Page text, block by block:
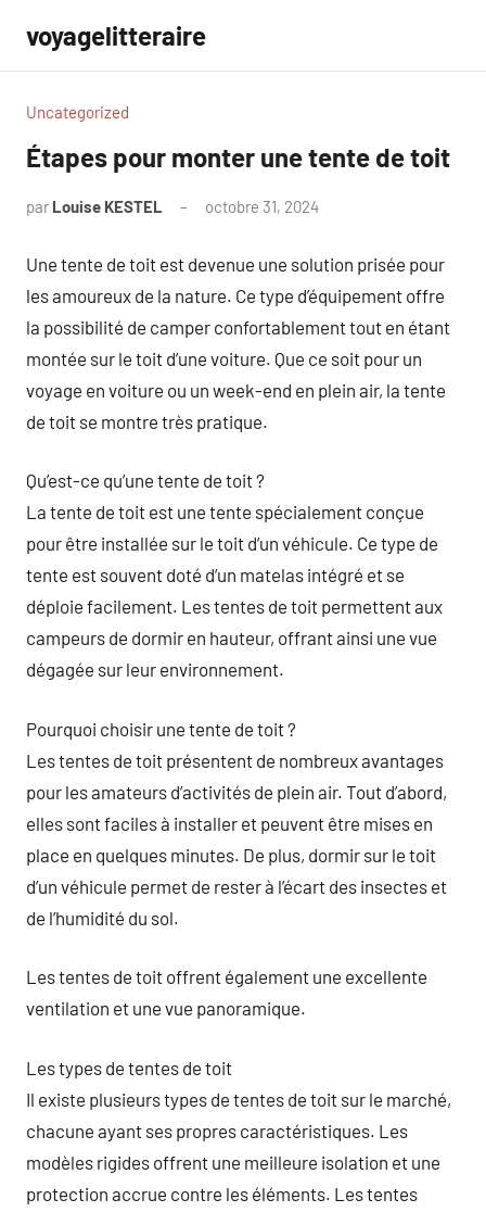
contenu
voyagelitteraire
Uncategorized
Étapes pour monter une tente de toit
par Louise KESTEL octobre 31, 2024
Une tente de toit est devenue une solution prisée pour
les amoureux de la nature. Ce type d’équipement offre
la possibilité de camper confortablement tout en étant
montée sur le toit d’une voiture. Que ce soit pour un
voyage en voiture ou un week-end en plein air, la tente
de toit se montre très pratique.
Qu’est-ce qu’une tente de toit ?
La tente de toit est une tente spécialement conçue
pour être installée sur le toit d’un véhicule. Ce type de
tente est souvent doté d’un matelas intégré et se
déploie facilement. Les tentes de toit permettent aux
campeurs de dormir en hauteur, offrant ainsi une vue
dégagée sur leur environnement.
Pourquoi choisir une tente de toit ?
Les tentes de toit présentent de nombreux avantages
pour les amateurs d’activités de plein air. Tout d’abord,
elles sont faciles à installer et peuvent être mises en
place en quelques minutes. De plus, dormir sur le toit
d’un véhicule permet de rester à l’écart des insectes et
de l’humidité du sol.
Les tentes de toit offrent également une excellente
ventilation et une vue panoramique.
Les types de tentes de toit
Il existe plusieurs types de tentes de toit sur le marché,
chacune ayant ses propres caractéristiques. Les
modèles rigides offrent une meilleure isolation et une
protection accrue contre les éléments. Les tentes